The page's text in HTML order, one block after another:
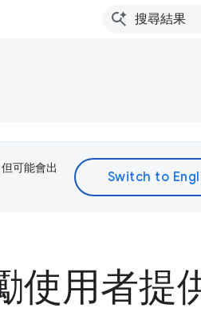
可能會出
使用者提